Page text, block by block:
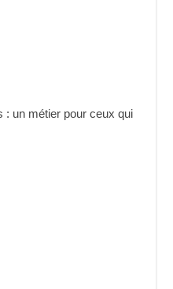
: un métier pour ceux qui